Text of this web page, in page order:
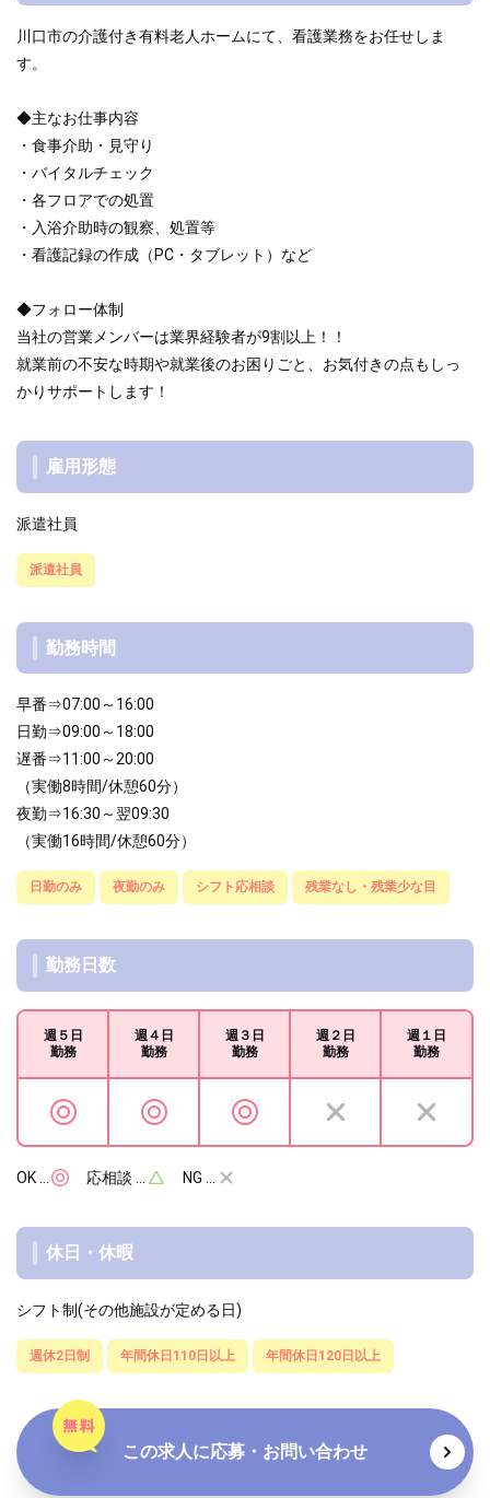
川口市の介護付き有料老人ホームにて、看護業務をお任せしま
す。
◆主なお仕事内容
・食事介助・見守り
・バイタルチェック
・各フロアでの処置
・入浴介助時の観察、処置等
・看護記録の作成（PC・タブレット）など
◆フォロー体制
当社の営業メンバーは業界経験者が9割以上！！
就業前の不安な時期や就業後のお困りごと、お気付きの点もしっ
かりサポートします！
雇用形態
派遣社員
派遣社員
勤務時間
早番⇒07:00～16:00
日勤⇒09:00～18:00
遅番⇒11:00～20:00
（実働8時間/休憩60分）
夜勤⇒16:30～翌09:30
（実働16時間/休憩60分）
日勤のみ 夜勤のみ シフト応相談 残業なし・残業少な目
勤務日数
週５日
勤務
週４日
勤務
週３日
勤務
週２日
勤務
週１日
勤務
OK … 応相談 … NG …
休日・休暇
シフト制(その他施設が定める日)
週休2日制 年間休日110日以上 年間休日120日以上
この求人に応募・お問い合わせ